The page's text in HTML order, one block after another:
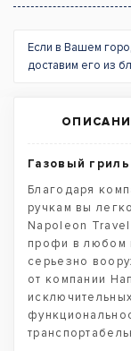
Если в Вашем
доставим его из
Газовый
Благодаря
ручкам вы
Napoleon
профи в любом
серьезно
от компании